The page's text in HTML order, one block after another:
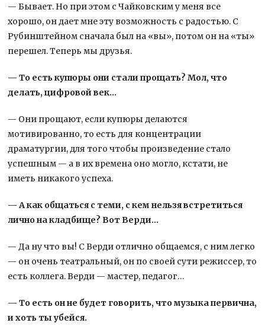
— Бывает. Но при этом с Чайковским у меня все
хорошо, он дает мне эту возможность с радостью. С
Рубинштейном сначала был на «вы», потом он на «ты»
перешел. Теперь мы друзья.
— То есть купюры они стали прощать? Мол, что
делать, цифровой век…
— Они прощают, если купюры делаются
мотивированно, то есть для концентрации
драматургии, для того чтобы произведение стало
успешным — а в их времена оно могло, кстати, не
иметь никакого успеха.
— А как общаться с теми, с кем нельзя встретиться
лично на кладбище? Вот Верди…
— Да ну что вы! С Верди отлично общаемся, с ним легко
— он очень театральный, он по своей сути режиссер, то
есть коллега. Верди — мастер, педагог…
— То есть он не будет говорить, что музыка первична,
и хоть ты убейся.